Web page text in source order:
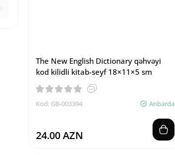
The New English Dictionary qəhvəyi
kod kilidli kitab-seyf 18×11×5 sm
Kod: GB-003394 Anbarda
24.00 AZN